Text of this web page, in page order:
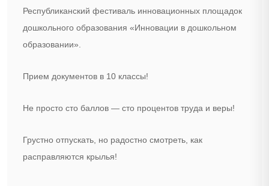
Республиканский фестиваль инновационных площадок
дошкольного образования «Инновации в дошкольном
образовании».
Прием документов в 10 классы!
Не просто сто баллов — сто процентов труда и веры!
Грустно отпускать, но радостно смотреть, как
расправляются крылья!